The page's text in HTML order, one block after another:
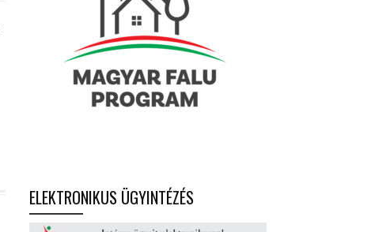
ELEKTRONIKUS ÜGYINTÉZÉS